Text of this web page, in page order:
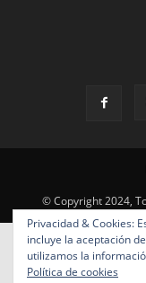
© Copyright 2024,
Privacidad & Cookies:
incluye la aceptación
utilizamos la
Política de cookies